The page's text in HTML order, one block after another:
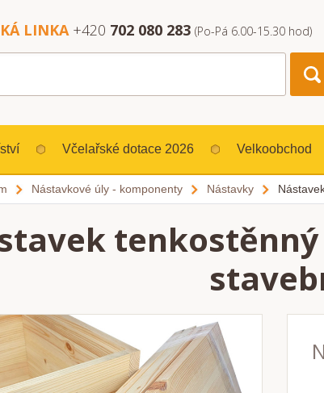
LINKA +420 702 080 283 (Po-Pá 6.00-15.30 hod)
Včelařské dotace 2026 Velkoobchod
Nástavkové úly - komponenty Nástavky